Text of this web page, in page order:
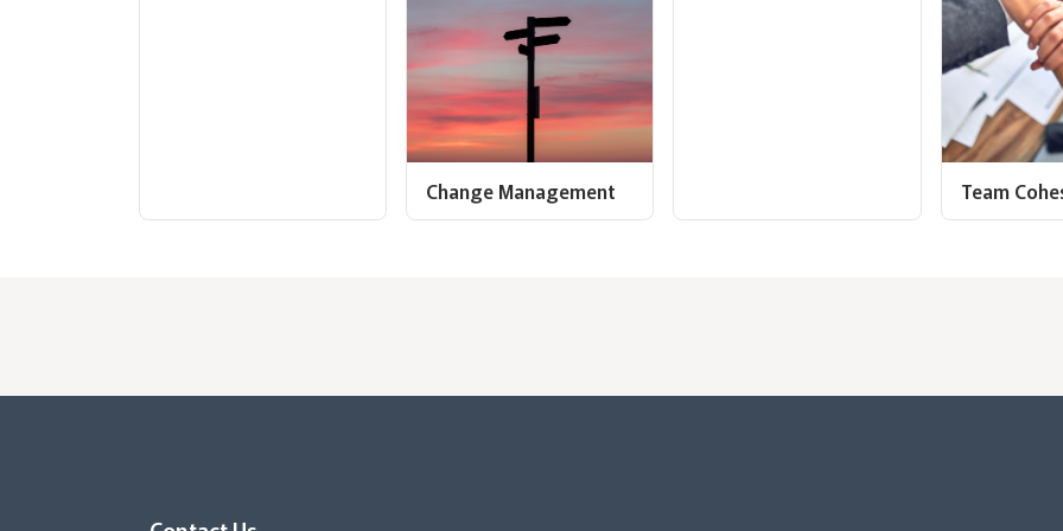
Change Management Team